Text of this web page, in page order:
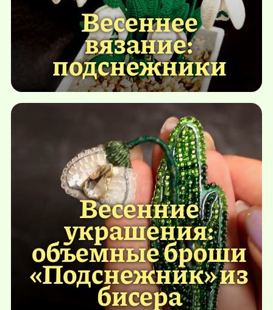
Весеннее
вязание:
подснежники
Весенние
украшения:
объемные броши
«Подснежник» из
бисера